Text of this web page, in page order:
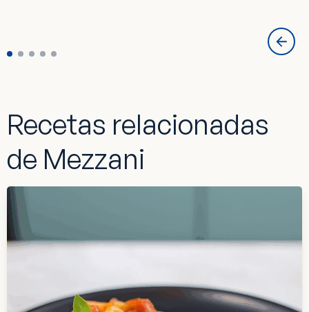
Recetas relacionadas
de Mezzani